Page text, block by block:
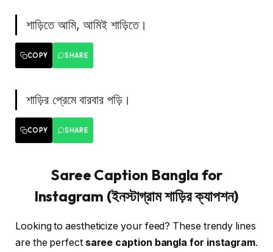
শাড়িতে আমি, আমিই শাড়িতে।
COPY SHARE
শাড়ির প্রেমে বারবার পড়ি।
COPY SHARE
Saree Caption Bangla for
Instagram (ইনস্টাগ্রাম শাড়ির ক্যাপশন)
Looking to aestheticize your feed? These trendy lines
are the perfect saree caption bangla for instagram.